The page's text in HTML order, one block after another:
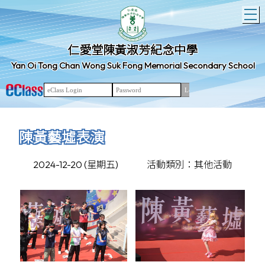
仁愛堂陳黃淑芳紀念中學
Yan Oi Tong Chan Wong Suk Fong Memorial Secondary School
陳黃藝墟表演
2024-12-20 (星期五) 活動類別：其他活動